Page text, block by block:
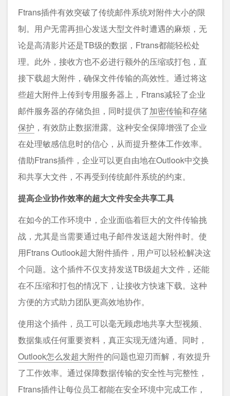
Ftrans插件有效突破了传统邮件系统对附件大小的限
制。用户无需再担心发送大型文件时遭遇的麻烦，无
论是高清影片还是TB级的数据，Ftrans都能轻松处
理。此外，接收方也不必进行额外的压缩或打包，直
接下载超大附件，确保文件传输的高效性。通过将这
些超大附件上传到专用服务器上，Ftrans减轻了企业
邮件服务器的存储负担，同时提供了加密传输和存储
保护 ，有效防止数据泄露。这种安全保障增强了企业
在处理敏感信息时的信心，从而提升整体工作效率。
借助Ftrans插件，企业可以更自由地在Outlook中交换
和共享大文件，不再受到传统邮件系统的约束。
提高企业协作效率的超大文件安全共享工具
在如今的工作环境中，企业面临着巨大的文件传输挑
战，尤其是当需要通过电子邮件发送超大附件时。使
用Ftrans Outlook超大附件插件，用户可以轻松解决这
个问题。这个插件不仅支持发送TB级超大文件，还能
在不压缩和打包的情况下，让接收方快速下载。这种
方便的方式助力团队更高效地协作。
使用这个插件，员工可以毫无顾虑地共享大型视频、
数据集或任何重要资料，真正实现无缝沟通。同时，
Outlook怎么发超大附件的问题也迎刃而解，有效提升
了工作效率。通过保障数据传输的安全性与完整性，
Ftrans插件让每位员工都能在安全环境中完成工作，